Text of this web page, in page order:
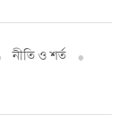
নীতি ও শর্ত